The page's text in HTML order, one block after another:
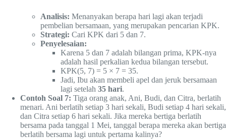
Analisis: Menanyakan berapa hari lagi akan terjadi
pembelian bersamaan, yang merupakan pencarian KPK.
Strategi: Cari KPK dari 5 dan 7.
Penyelesaian:
Karena 5 dan 7 adalah bilangan prima, KPK-nya
adalah hasil perkalian kedua bilangan tersebut.
KPK(5, 7) = 5 × 7 = 35.
Jadi, Ibu akan membeli apel dan jeruk bersamaan
lagi setelah 35 hari.
Contoh Soal 7: Tiga orang anak, Ani, Budi, dan Citra, berlatih
menari. Ani berlatih setiap 3 hari sekali, Budi setiap 4 hari sekali,
dan Citra setiap 6 hari sekali. Jika mereka bertiga berlatih
bersama pada tanggal 1 Mei, tanggal berapa mereka akan bertiga
berlatih bersama lagi untuk pertama kalinya?